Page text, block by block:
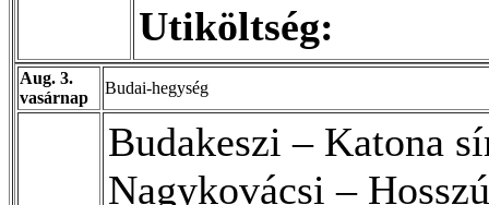
Utiköltség:
Aug. 3.
vasárnap
Budai-hegység
Budakeszi – Katona
Nagykovácsi –